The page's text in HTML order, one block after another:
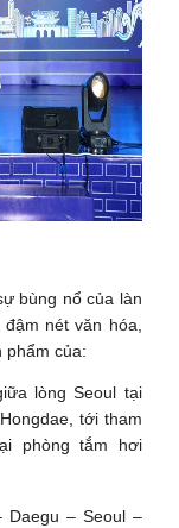
bùng nổ của làn
nét văn hóa,
phẩm của:
lòng Seoul tại
tới tham
phòng tắm hơi
Daegu – Seoul –